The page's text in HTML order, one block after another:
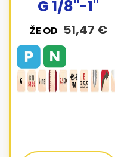
ŽE OD 51,47 €
G 1/8"-1"